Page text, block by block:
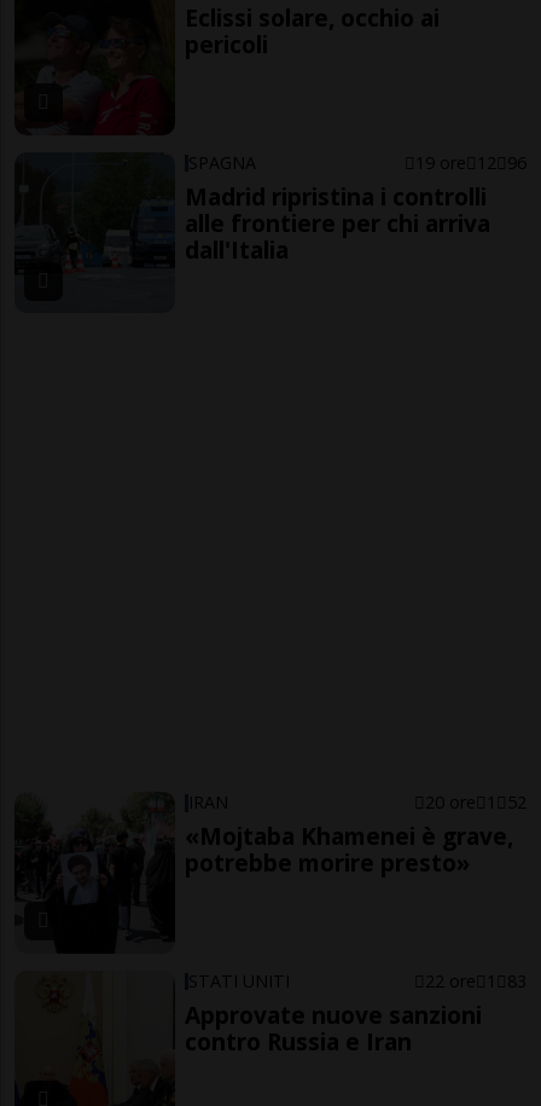
Eclissi solare, occhio ai
pericoli
SPAGNA 19 ore 12 96
Madrid ripristina i controlli
alle frontiere per chi arriva
dall'Italia
IRAN 20 ore 1 52
«Mojtaba Khamenei è grave,
potrebbe morire presto»
STATI UNITI 22 ore 1 83
Approvate nuove sanzioni
contro Russia e Iran